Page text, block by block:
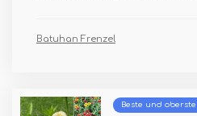
Batuhan Frenzel
Beste und